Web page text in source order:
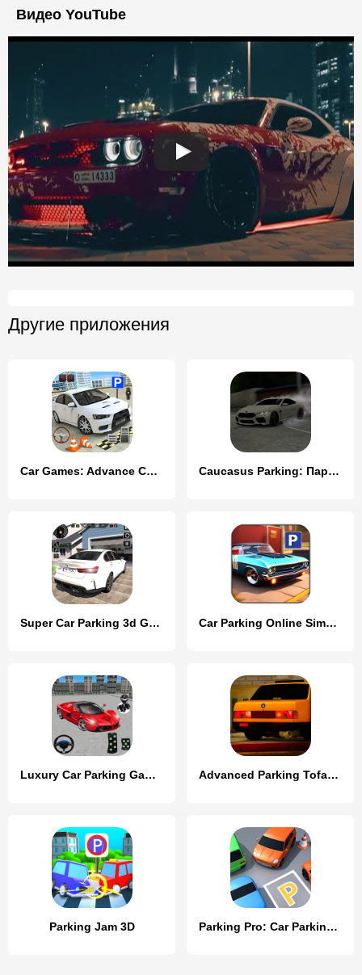
Видео YouTube
Другие приложения
Car Games: Advance Car Parking Caucasus Parking: Парковка 3D
Super Car Parking 3d Games Car Parking Online Simulator
Luxury Car Parking Games Advanced Parking Tofas Car Sim
Parking Jam 3D Parking Pro: Car Parking Games